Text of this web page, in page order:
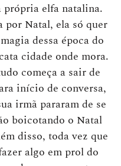
própria elfa natalina.
por Natal, ela só quer
dessa época do
cidade onde mora.
começa a sair de
início de conversa,
irmã pararam de se
boicotando o Natal
disso, toda vez que
algo em prol do